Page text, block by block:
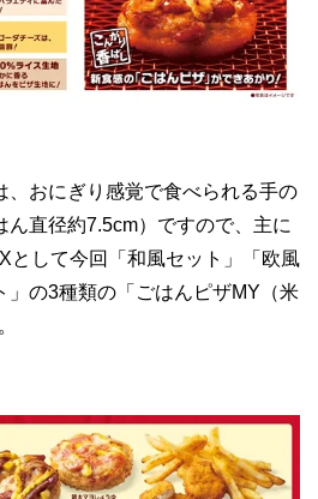
、おにぎり感覚で食べられる手の
ん直径約7.5cm）ですので、主に
として今回「和風セット」「欧風
」の3種類の「ごはんピザMY（米